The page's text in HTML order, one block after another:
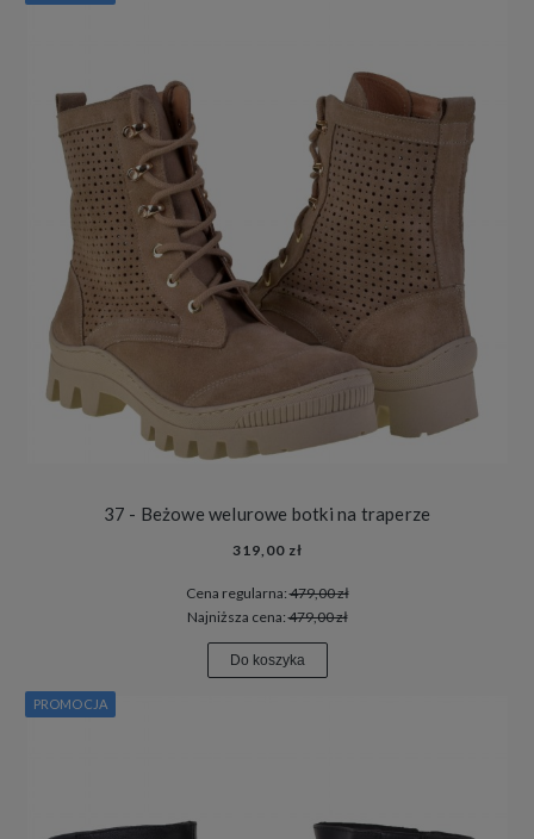
37 - Beżowe welurowe botki na traperze
319,00 zł
Cena regularna:479,00 zł
Najniższa cena:479,00 zł
Do koszyka
PROMOCJA